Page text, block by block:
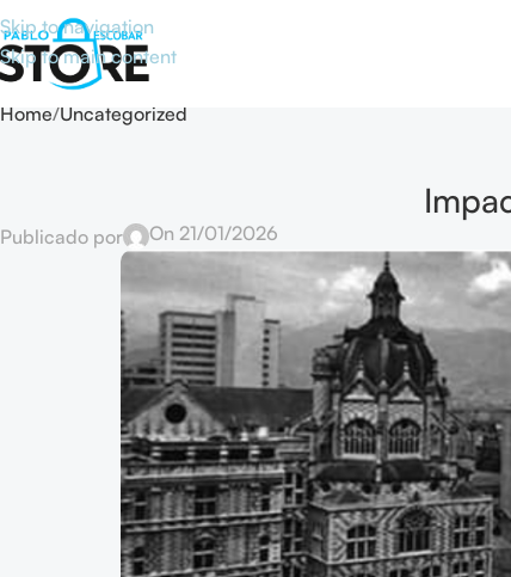
Skip to navigation
Skip to main content
Blog
Home Uncategorized
Publicado por On 21/01/2026